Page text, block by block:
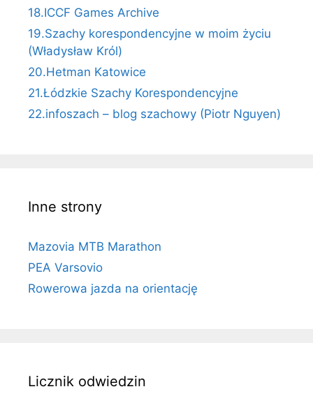
18.ICCF Games Archive
19.Szachy korespondencyjne w moim życiu
(Władysław Król)
20.Hetman Katowice
21.Łódzkie Szachy Korespondencyjne
22.infoszach – blog szachowy (Piotr Nguyen)
Inne strony
Mazovia MTB Marathon
PEA Varsovio
Rowerowa jazda na orientację
Licznik odwiedzin